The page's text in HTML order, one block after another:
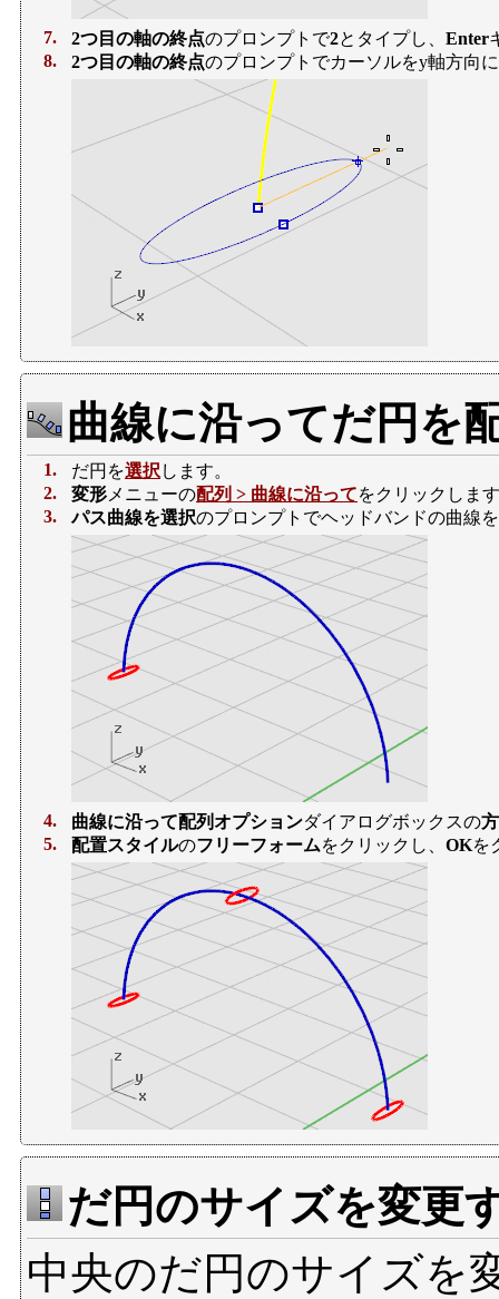
7. 2つ目の軸の終点のプロンプトで2とタイプし、 Enter
8.
2つ目の軸の終点のプロンプトでカーソルをy軸方向
曲線に沿ってだ円を
1. だ円を選択 します。
2.
変形 メニューの配列 > 曲線に沿ってをクリックしま
3.
パス曲線を選択のプロンプトでヘッドバンドの曲線
4. 曲線に沿って配列オプションダイアログボックスの
5.
配置スタイルのフリーフォームをクリックし、 OKを
だ円のサイズを変更
中央のだ円のサイズを